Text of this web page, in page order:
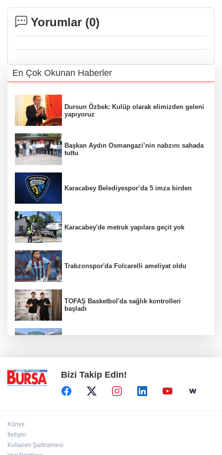
Yorumlar (0)
En Çok Okunan Haberler
Dursun Özbek: Kulüp olarak elimizden geleni
yapıyoruz
Başkan Aydın Osmangazi’nin nabzını sahada
tuttu
Karacabey Belediyespor’da 5 imza birden
Karacabey'de metruk yapılara geçit yok
Trabzonspor'da Folcarelli ameliyat oldu
TOFAŞ Basketbol'da sağlık kontrolleri
başladı
Bizi Takip Edin!
Künye
İletişim
Kullanım Şartnamesi